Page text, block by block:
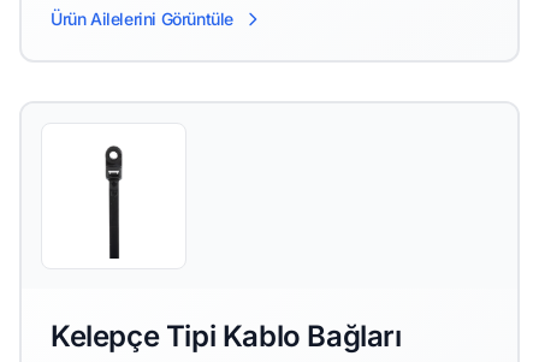
Ürün Ailelerini Görüntüle
Kelepçe Tipi Kablo Bağları